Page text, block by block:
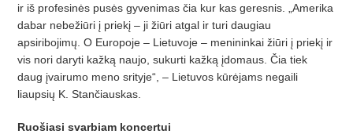
ir iš profesinės pusės gyvenimas čia kur kas geresnis. „Amerika
dabar nebežiūri į priekį – ji žiūri atgal ir turi daugiau
apsiribojimų. O Europoje – Lietuvoje – menininkai žiūri į priekį ir
vis nori daryti kažką naujo, sukurti kažką įdomaus. Čia tiek
daug įvairumo meno srityje“, – Lietuvos kūrėjams negaili
liaupsių K. Stančiauskas.
Ruošiasi svarbiam koncertui